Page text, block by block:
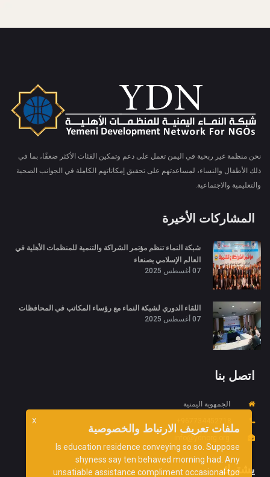
نحن منظمة غير ربحية في اليمن تعمل على دعم وتمكين الفئات الأكثر ضعفًا، بما في
ذلك الأطفال والنساء، لمساعدتهم على تحقيق إمكاناتهم الكاملة في الجوانب الصحية
والتعليمية والاجتماعية.
المشاركات الأخيرة
شبكة النماء تنظم مؤتمر الشراكة والتنمية للمنظمات الأهلية في
العالم الإسلامي بصنعاء
07 أغسطس 2025
اللقاء الدوري لشبكة النماء مع رؤساء المكاتب في المحافظات
07 أغسطس 2025
اتصل بنا
الجمهوية اليمنية
info@ydnorg.org
يشترك
X ملفات تعريف الارتباط والخصوصية
Is education residence conveying so so. Suppose
shyness say ten behaved morning had. Any
unsatiable assistance compliment occasional too